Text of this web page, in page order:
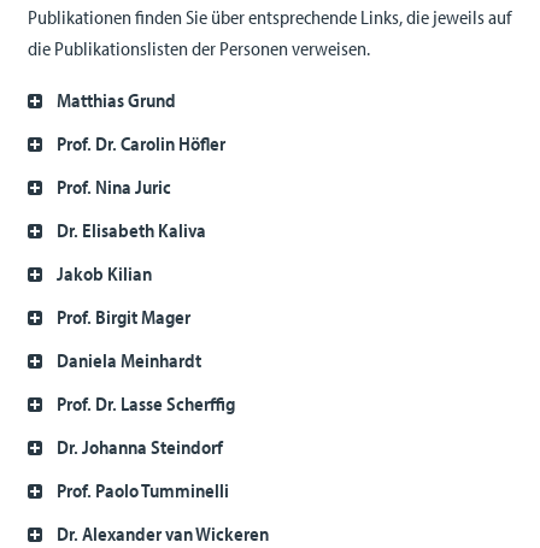
Publikationen finden Sie über entsprechende Links, die jeweils auf
die Publikationslisten der Personen verweisen.
Matthias Grund
Prof. Dr. Carolin Höfler
Prof. Nina Juric
Dr. Elisabeth Kaliva
Jakob Kilian
Prof. Birgit Mager
Daniela Meinhardt
Prof. Dr. Lasse Scherffig
Dr. Johanna Steindorf
Prof. Paolo Tumminelli
Dr. Alexander van Wickeren